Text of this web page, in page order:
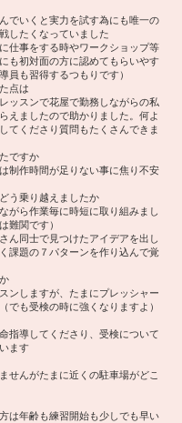
でいくと実力を試す為にも唯一の
したくなっていました
仕事をする時やワークショップ等
も初対面の方に認めてもらいやす
員も習得するつもりです）
点は
ッスンで花屋で勤務しながらの私
えましたので助かりました。何よ
てくださり質問もたくさんできま
ですか
制作時間が足りない事に焦り不安
う乗り越えましたか
がら作業毎に時短に取り組みまし
難関です）
ん同士で見つけたアイデアを出し
課題の７パターンを作り込んで覚
ンしますが、たまにプレッシャー
でも受検の時に強くなりますよ）
指導してくださり、受検について
ます
せんがたまに近くの駐車場がどこ
は年齢も練習開始も少しでも早い